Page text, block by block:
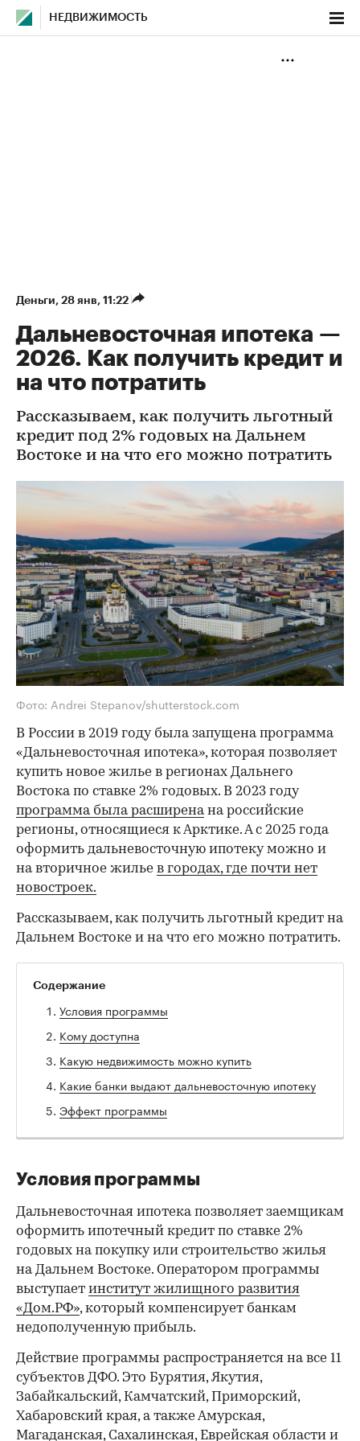
НЕДВИЖИМОСТЬ
Деньги⁠, 28 янв, 11:22
Дальневосточная ипотека —
2026. Как получить кредит и
на что потратить
Рассказываем, как получить льготный
кредит под 2% годовых на Дальнем
Востоке и на что его можно потратить
Фото: Andrei Stepanov/shutterstock.com
В России в 2019 году была запущена программа
«Дальневосточная ипотека», которая позволяет
купить новое жилье в регионах Дальнего
Востока по ставке 2% годовых. В 2023 году
программа была расширенана российские
регионы, относящиеся к Арктике. А с 2025 года
оформить дальневосточную ипотеку можно и
на вторичное жилье в городах, где почти нет
новостроек.
Рассказываем, как получить льготный кредит на
Дальнем Востоке и на что его можно потратить.
Содержание
Условия программы
Кому доступна
Какую недвижимость можно купить
Какие банки выдают дальневосточную ипотеку
Эффект программы
Условия программы
Дальневосточная ипотека позволяет заемщикам
оформить ипотечный кредит по ставке 2%
годовых на покупку или строительство жилья
на Дальнем Востоке. Оператором программы
выступает институт жилищного развития
«Дом.РФ», который компенсирует банкам
недополученную прибыль.
Действие программы распространяется на все 11
субъектов ДФО. Это Бурятия, Якутия,
Забайкальский, Камчатский, Приморский,
Хабаровский края, а также Амурская,
Магаданская, Сахалинская, Еврейская области и